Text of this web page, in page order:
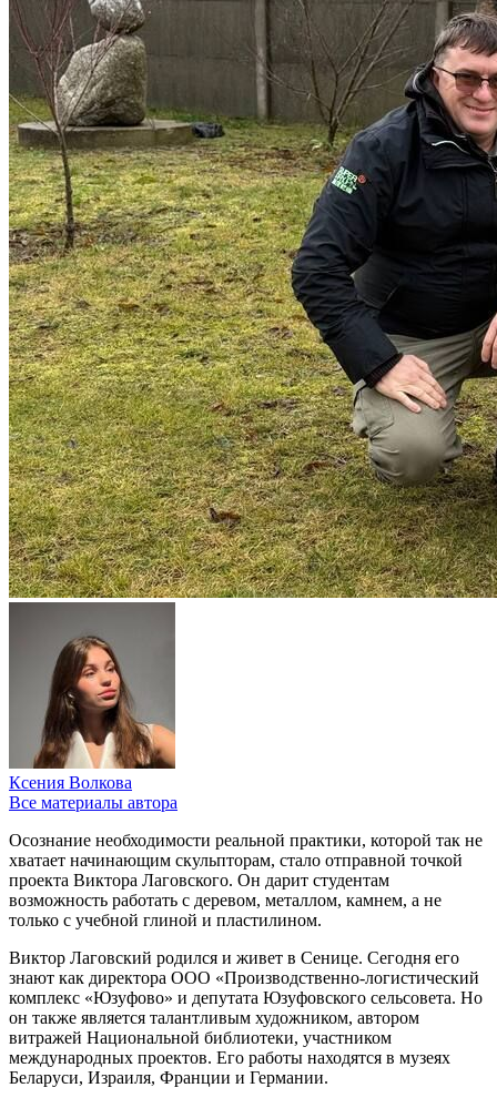
Ксения Волкова
Все материалы автора
Осознание необходимости реальной практики, которой так не
хватает начинающим скульпторам, стало отправной точкой
проекта Виктора Лаговского. Он дарит студентам
возможность работать с деревом, металлом, камнем, а не
только с учебной глиной и пластилином.
Виктор Лаговский родился и живет в Сенице. Сегодня его
знают как директора ООО «Производственно-логистический
комплекс «Юзуфово» и депутата Юзуфовского сельсовета. Но
он также является талантливым художником, автором
витражей Национальной библиотеки, участником
международных проектов. Его работы находятся в музеях
Беларуси, Израиля, Франции и Германии.